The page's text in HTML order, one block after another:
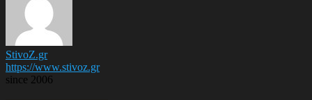
StivoZ.gr
https://www.stivoz.gr
since 2006